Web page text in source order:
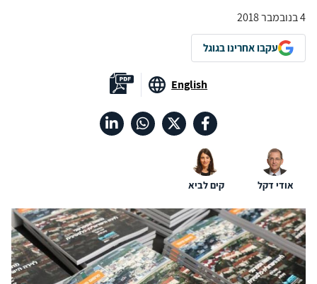
4 בנובמבר 2018
עקבו אחרינו בגוגל
English
אודי דקל קים לביא